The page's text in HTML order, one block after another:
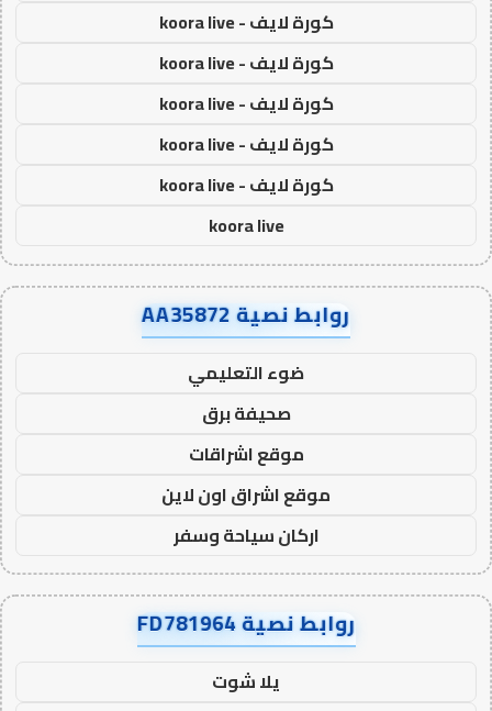
كورة لايف - koora live
كورة لايف - koora live
كورة لايف - koora live
كورة لايف - koora live
كورة لايف - koora live
koora live
روابط نصية AA35872
ضوء التعليمي
صحيفة برق
موقع اشراقات
موقع اشراق اون لاين
اركان سياحة وسفر
روابط نصية FD781964
يلا شوت